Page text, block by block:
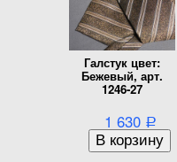
Галстук цвет:
Бежевый, арт.
1246-27
1 630 Р